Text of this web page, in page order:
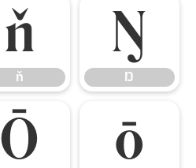
ň
ň
Ŋ
Ŋ
Ō ō